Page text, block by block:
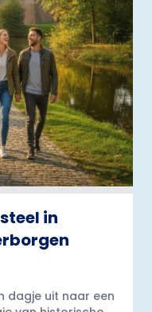
in
dagje uit naar een